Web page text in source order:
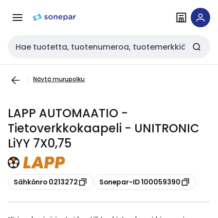
navigointiinsisältöön
Haku
Näytä murupolku
LAPP AUTOMAATIO -
Tietoverkkokaapeli - UNITRONIC
LiYY 7X0,75
Kopioi
Sähkönro 0213272 Kopioi
Sonepar-ID 100059390